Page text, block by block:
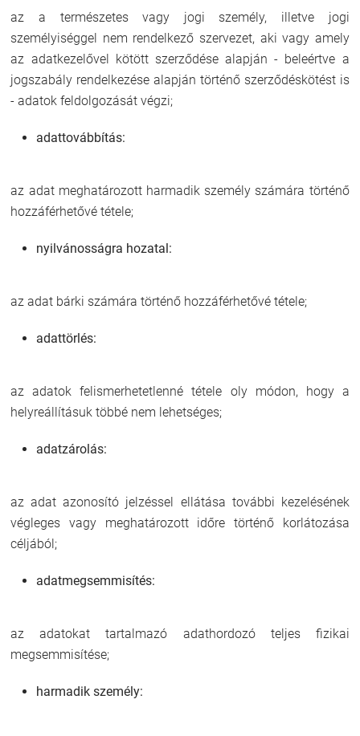
az a természetes vagy jogi személy, illetve jogi
személyiséggel nem rendelkező szervezet, aki vagy amely
az adatkezelővel kötött szerződése alapján - beleértve a
jogszabály rendelkezése alapján történő szerződéskötést is
- adatok feldolgozását végzi;
adattovábbítás:
az adat meghatározott harmadik személy számára történő
hozzáférhetővé tétele;
nyilvánosságra hozatal:
az adat bárki számára történő hozzáférhetővé tétele;
adattörlés:
az adatok felismerhetetlenné tétele oly módon, hogy a
helyreállításuk többé nem lehetséges;
adatzárolás:
az adat azonosító jelzéssel ellátása további kezelésének
végleges vagy meghatározott időre történő korlátozása
céljából;
adatmegsemmisítés:
az adatokat tartalmazó adathordozó teljes fizikai
megsemmisítése;
harmadik személy: